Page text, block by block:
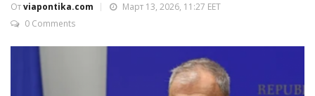
Отviapontika.com
Март 13, 2026, 11:27 EET
0 Comments